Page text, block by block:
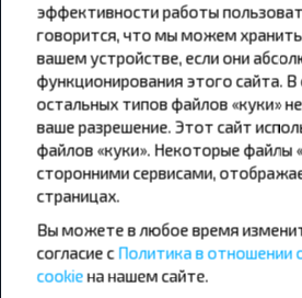
Подписаться
Популярные
направления
Орша - Могилёв
эффективности работы
говорится, что мы можем
вашем устройстве, если они
функционирования этого сайта.
остальных типов файлов «куки»
ваше разрешение. Этот сайт
файлов «куки». Некоторые файлы
сторонними сервисами,
страницах.
Вы можете в любое время
согласие сПолитика в отношении
cookieна нашем сайте.